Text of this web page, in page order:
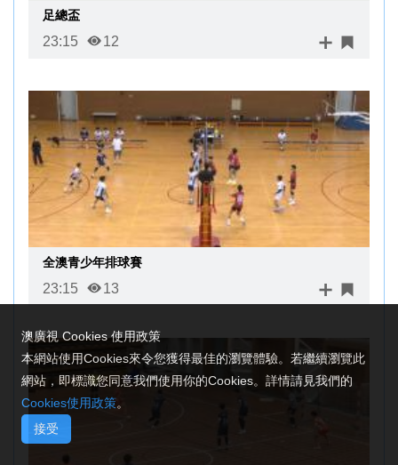
足總盃
23:15 12
全澳青少年排球賽
23:15 13
澳廣視 Cookies 使用政策
本網站使用Cookies來令您獲得最佳的瀏覽體驗。若繼續瀏覽此
網站，即標識您同意我們使用你的Cookies。詳情請見我們的
Cookies使用政策。
接受